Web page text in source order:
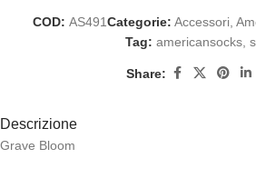
COD: AS491Categorie: Accessori,
Tag: americansocks,
Share:
Descrizione
Grave Bloom